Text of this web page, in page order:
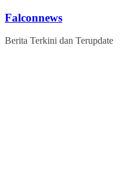
Skip
content
Falconnews
Berita Terkini dan Terupdate